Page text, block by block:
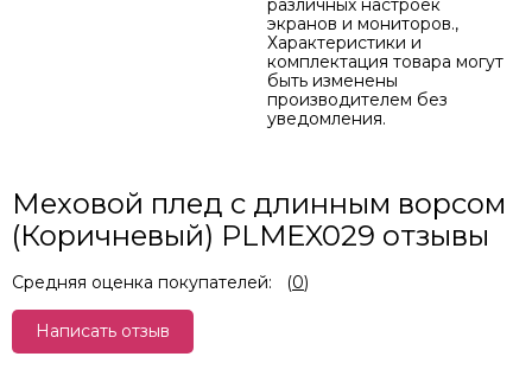
различных настроек
экранов и мониторов.,
Характеристики и
комплектация товара могут
быть изменены
производителем без
уведомления.
Меховой плед с длинным ворсом
(Коричневый) PLMEX029 отзывы
Средняя оценка покупателей: (0)
Написать отзыв